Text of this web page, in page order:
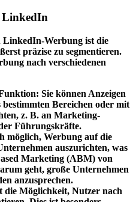
LinkedIn
LinkedIn-Werbung ist die
präzise zu segmentieren.
nach verschiedenen
Sie können Anzeigen
Bereichen oder mit
z. B. an Marketing-
Führungskräfte.
möglich, Werbung auf die
auszurichten, was
Marketing (ABM) von
geht, große Unternehmen
anzusprechen.
Möglichkeit, Nutzer nach